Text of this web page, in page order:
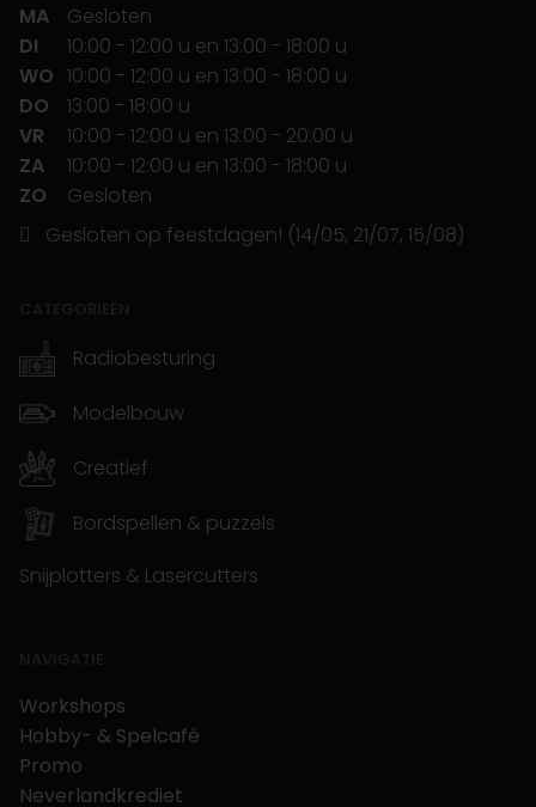
MA
Gesloten
DI
10:00 - 12:00 u en 13:00 - 18:00 u
WO 10:00 - 12:00 u en 13:00 - 18:00 u
DO
13:00 - 18:00 u
VR
10:00 - 12:00 u en 13:00 - 20:00 u
ZA
10:00 - 12:00 u en 13:00 - 18:00 u
ZO
Gesloten
Gesloten op feestdagen! (14/05, 21/07, 15/08)
CATEGORIEËN
Radiobesturing
Modelbouw
Creatief
Bordspellen & puzzels
Snijplotters & Lasercutters
NAVIGATIE
Workshops
Hobby- & Spelcafé
Promo
Neverlandkrediet